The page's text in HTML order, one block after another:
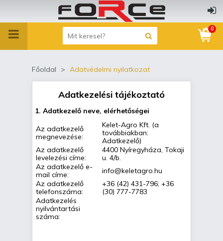
0
Főoldal Adatvédelmi nyilatkozat
Adatkezelési tájékoztató
1. Adatkezelő neve, elérhetőségei
Az adatkezelő
megnevezése:
Kelet-Agro Kft. (a
továbbiakban:
Adatkezelő)
Az adatkezelő
levelezési címe:
4400 Nyíregyháza, Tokaji
u. 4/b.
Az adatkezelő e-
mail címe:
info@keletagro.hu
Az adatkezelő
telefonszáma:
+36 (42) 431-796; +36
(30) 777-7783
Adatkezelés
nyilvántartási
száma: